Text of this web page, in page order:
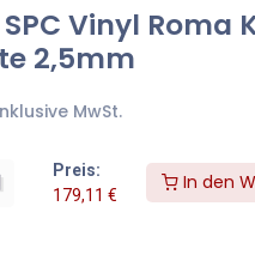
Preis:
179,11 €
In den
Vinyl Roma
2,5mm
MwSt.
qm =
hinzufügen